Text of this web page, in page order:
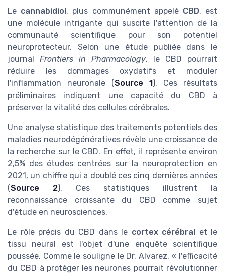
Le cannabidiol , plus communément appelé CBD, est
une molécule intrigante qui suscite l'attention de la
communauté scientifique pour son potentiel
neuroprotecteur. Selon une étude publiée dans le
journal Frontiers in Pharmacology, le CBD pourrait
réduire les dommages oxydatifs et moduler
l'inflammation neuronale (Source 1 ). Ces résultats
préliminaires indiquent une capacité du CBD à
préserver la vitalité des cellules cérébrales.
Une analyse statistique des traitements potentiels des
maladies neurodégénératives révèle une croissance de
la recherche sur le CBD. En effet, il représente environ
2,5% des études centrées sur la neuroprotection en
2021, un chiffre qui a doublé ces cinq dernières années
(Source 2). Ces statistiques illustrent la
reconnaissance croissante du CBD comme sujet
d'étude en neurosciences.
Le rôle précis du CBD dans le cortex cérébral
et le
tissu neural est l'objet d'une enquête scientifique
poussée. Comme le souligne le Dr. Alvarez, « l'efficacité
du CBD à protéger les neurones pourrait révolutionner